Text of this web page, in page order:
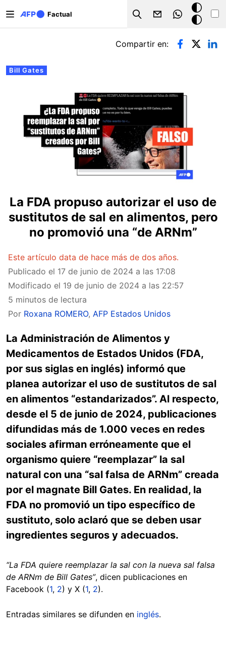
Factual
Search
Modo
oscuro
Solapas principales
Bill Gates
Compartir en:
La FDA propuso autorizar el uso de
sustitutos de sal en alimentos, pero
no promovió una “de ARNm”
Este artículo data de hace más de dos años.
Publicado el 17 de junio de 2024 a las 17:08
Modificado el 19 de junio de 2024 a las 22:57
5 minutos de lectura
Por Roxana ROMERO, AFP Estados Unidos
La Administración de Alimentos y
Medicamentos de Estados Unidos (FDA,
por sus siglas en inglés) informó que
planea autorizar el uso de sustitutos de sal
en alimentos “estandarizados”. Al respecto,
desde el 5 de junio de 2024, publicaciones
difundidas más de 1.000 veces en redes
sociales afirman erróneamente que el
organismo quiere “reemplazar” la sal
natural con una “sal falsa de ARNm” creada
por el magnate Bill Gates. En realidad, la
FDA no promovió un tipo específico de
sustituto, solo aclaró que se deben usar
ingredientes seguros y adecuados.
“La FDA quiere reemplazar la sal con la nueva sal falsa
de ARNm de Bill Gates”, dicen publicaciones en
Facebook (1, 2) y X (1, 2).
Entradas similares se difunden en inglés.